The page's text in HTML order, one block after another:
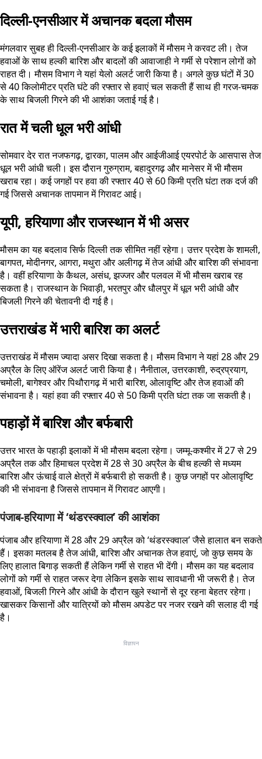
दिल्ली-एनसीआर में अचानक बदला मौसम
मंगलवार सुबह ही दिल्ली-एनसीआर के कई इलाकों में मौसम ने करवट ली। तेज
हवाओं के साथ हल्की बारिश और बादलों की आवाजाही ने गर्मी से परेशान लोगों को
राहत दी। मौसम विभाग ने यहां येलो अलर्ट जारी किया है। अगले कुछ घंटों में 30
से 40 किलोमीटर प्रति घंटे की रफ्तार से हवाएं चल सकती हैं साथ ही गरज-चमक
के साथ बिजली गिरने की भी आशंका जताई गई है।
रात में चली धूल भरी आंधी
सोमवार देर रात नजफगढ़, द्वारका, पालम और आईजीआई एयरपोर्ट के आसपास तेज
धूल भरी आंधी चली। इस दौरान गुरुग्राम, बहादुरगढ़ और मानेसर में भी मौसम
खराब रहा। कई जगहों पर हवा की रफ्तार 40 से 60 किमी प्रति घंटा तक दर्ज की
गई जिससे अचानक तापमान में गिरावट आई।
यूपी, हरियाणा और राजस्थान में भी असर
मौसम का यह बदलाव सिर्फ दिल्ली तक सीमित नहीं रहेगा। उत्तर प्रदेश के शामली,
बागपत, मोदीनगर, आगरा, मथुरा और अलीगढ़ में तेज आंधी और बारिश की संभावना
है। वहीं हरियाणा के कैथल, असंध, झज्जर और पलवल में भी मौसम खराब रह
सकता है। राजस्थान के भिवाड़ी, भरतपुर और धौलपुर में धूल भरी आंधी और
बिजली गिरने की चेतावनी दी गई है।
उत्तराखंड में भारी बारिश का अलर्ट
उत्तराखंड में मौसम ज्यादा असर दिखा सकता है। मौसम विभाग ने यहां 28 और 29
अप्रैल के लिए ऑरेंज अलर्ट जारी किया है। नैनीताल, उत्तरकाशी, रुद्रप्रयाग,
चमोली, बागेश्वर और पिथौरागढ़ में भारी बारिश, ओलावृष्टि और तेज हवाओं की
संभावना है। यहां हवा की रफ्तार 40 से 50 किमी प्रति घंटा तक जा सकती है।
पहाड़ों में बारिश और बर्फबारी
उत्तर भारत के पहाड़ी इलाकों में भी मौसम बदला रहेगा। जम्मू-कश्मीर में 27 से 29
अप्रैल तक और हिमाचल प्रदेश में 28 से 30 अप्रैल के बीच हल्की से मध्यम
बारिश और ऊंचाई वाले क्षेत्रों में बर्फबारी हो सकती है। कुछ जगहों पर ओलावृष्टि
की भी संभावना है जिससे तापमान में गिरावट आएगी।
पंजाब-हरियाणा में ‘थंडरस्क्वाल’ की आशंका
पंजाब और हरियाणा में 28 और 29 अप्रैल को ‘थंडरस्क्वाल’ जैसे हालात बन सकते
हैं। इसका मतलब है तेज आंधी, बारिश और अचानक तेज हवाएं, जो कुछ समय के
लिए हालात बिगाड़ सकती हैं लेकिन गर्मी से राहत भी देंगी। मौसम का यह बदलाव
लोगों को गर्मी से राहत जरूर देगा लेकिन इसके साथ सावधानी भी जरूरी है। तेज
हवाओं, बिजली गिरने और आंधी के दौरान खुले स्थानों से दूर रहना बेहतर रहेगा।
खासकर किसानों और यात्रियों को मौसम अपडेट पर नजर रखने की सलाह दी गई
है।
विज्ञापन